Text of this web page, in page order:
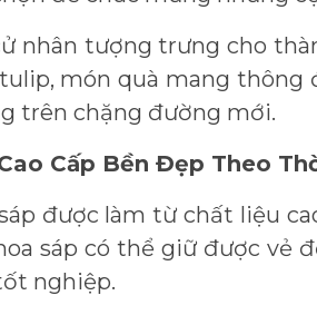
nhân tượng trưng cho
món quà mang
trên chặng đường mới.
Cấp Bền Đẹp Theo
được làm từ chất liệu
sáp có thể giữ được vẻ
nghiệp.